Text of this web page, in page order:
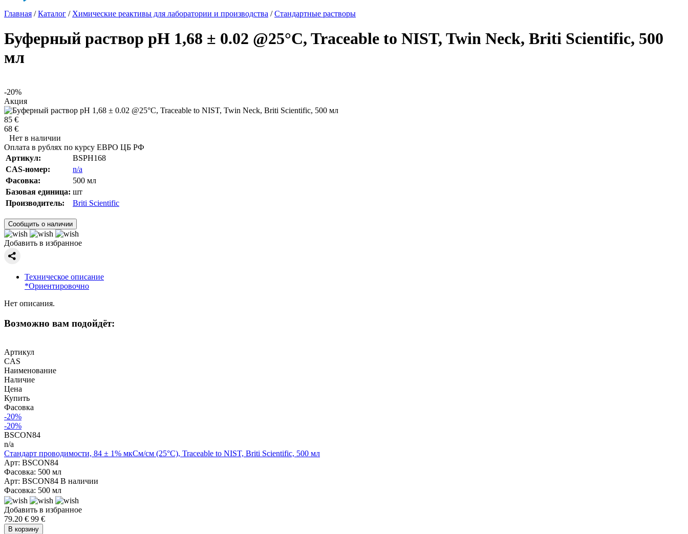
Главная /Каталог / Химические реактивы для лаборатории и производства /Стандартные растворы
Буферный раствор pH 1,68 ± 0.02 @25°C, Traceable to NIST, Twin Neck, Briti Scientific, 500
мл
-20%
Акция
85 €
68 €
Нет в наличии
Оплата в рублях по курсу ЕВРО ЦБ РФ
Артикул:
BSPH168
CAS-номер:
n/a
Фасовка:
500 мл
Базовая единица: шт
Производитель:
Briti Scientific
Сообщить о наличии
Добавить в избранное
Техническое описание
*Ориентировочно
Нет описания.
Возможно вам подойдёт:
Артикул
CAS
Наименование
Наличие
Цена
Купить
Фасовка
-20%
-20%
BSCON84
n/a
Стандарт проводимости, 84 ± 1% мкСм/см (25°C), Traceable to NIST, Briti Scientific, 500 мл
Арт: BSCON84
Фасовка: 500 мл
Арт: BSCON84 В наличии
Фасовка: 500 мл
Добавить в избранное
79.20 € 99 €
В корзину